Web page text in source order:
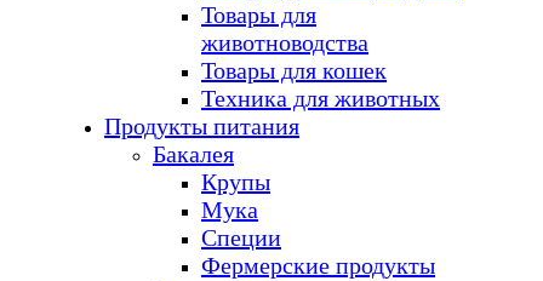
Товары для
животноводства
Товары для кошек
Техника для животных
Продукты питания
Бакалея
Крупы
Мука
Специи
Фермерские продукты